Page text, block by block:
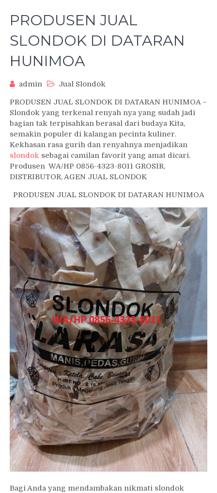
PRODUSEN JUAL
SLONDOK DI DATARAN
HUNIMOA
admin Jual Slondok
PRODUSEN JUAL SLONDOK DI DATARAN HUNIMOA –
Slondok yang terkenal renyah nya yang sudah jadi
bagian tak terpisahkan berasal dari budaya Kita,
semakin populer di kalangan pecinta kuliner.
Kekhasan rasa gurih dan renyahnya menjadikan
slondok sebagai camilan favorit yang amat dicari.
Produsen WA/HP 0856-4323-8011 GROSIR,
DISTRIBUTOR, AGEN JUAL SLONDOK
PRODUSEN JUAL SLONDOK DI DATARAN HUNIMOA
Bagi Anda yang mendambakan nikmati slondok